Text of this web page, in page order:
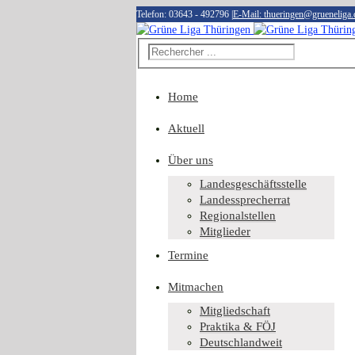
Telefon: 03643 - 492796 E-Mail:
Home
Aktuell
Über uns
Landesgeschäftsstelle
Landessprecherrat
Regionalstellen
Mitglieder
Termine
Mitmachen
Mitgliedschaft
Praktika & FÖJ
Deutschlandweit